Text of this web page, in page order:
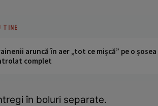
TINE
aruncă în aer „tot ce mișcă” pe o
complet
în boluri separate.